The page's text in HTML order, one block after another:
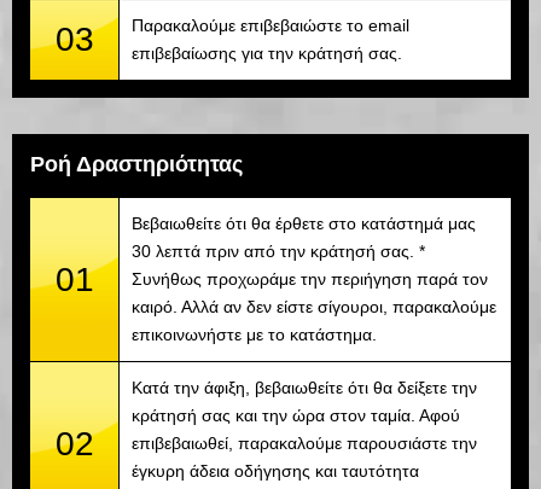
03
Παρακαλούμε επιβεβαιώστε το email
επιβεβαίωσης για την κράτησή σας.
Ροή Δραστηριότητας
01
Βεβαιωθείτε ότι θα έρθετε στο κατάστημά μας
30 λεπτά πριν από την κράτησή σας. *
Συνήθως προχωράμε την περιήγηση παρά τον
καιρό. Αλλά αν δεν είστε σίγουροι, παρακαλούμε
επικοινωνήστε με το κατάστημα.
02
Κατά την άφιξη, βεβαιωθείτε ότι θα δείξετε την
κράτησή σας και την ώρα στον ταμία. Αφού
επιβεβαιωθεί, παρακαλούμε παρουσιάστε την
έγκυρη άδεια οδήγησης και ταυτότητα